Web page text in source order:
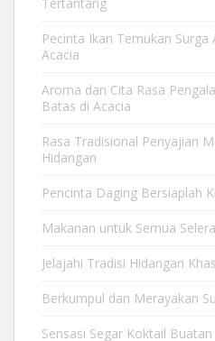
Pecinta Ikan Temukan
Acacia
Aroma dan Cita Rasa
Batas di Acacia
Rasa Tradisional Penyajian
Hidangan
Pencinta Daging Bersiaplah
Makanan untuk Semua
Jelajahi Tradisi Hidangan
Berkumpul dan Merayakan
Sensasi Segar Koktail